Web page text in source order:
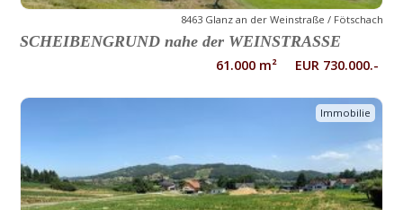
8463 Glanz an der Weinstraße / Fötschach
SCHEIBENGRUND nahe der WEINSTRASSE
61.000 m² EUR 730.000.-
Immobilie